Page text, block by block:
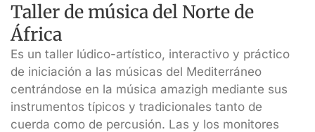
Taller de música del Norte de
África
Es un taller lúdico-artístico, interactivo y práctico
de iniciación a las músicas del Mediterráneo
centrándose en la música amazigh mediante sus
instrumentos típicos y tradicionales tanto de
cuerda como de percusión. Las y los monitores